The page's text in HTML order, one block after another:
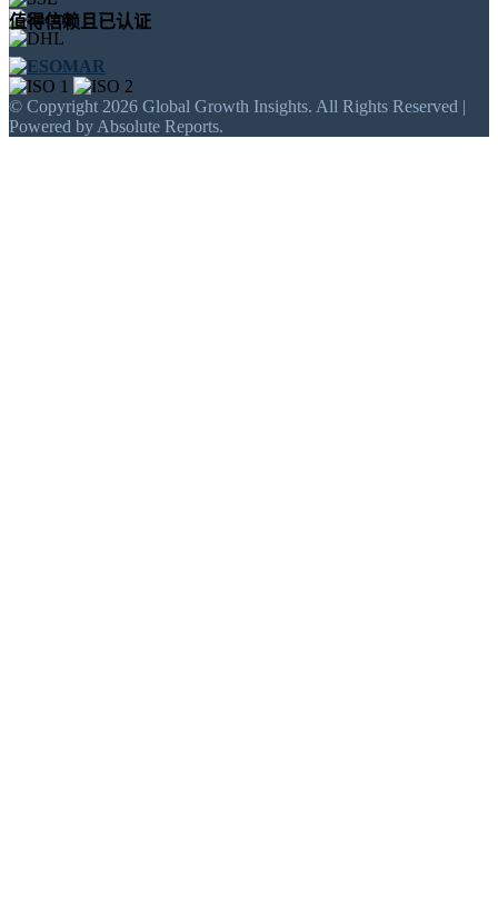
值得信赖且已认证
© Copyright 2026 Global Growth Insights. All Rights Reserved |
Powered by Absolute Reports.